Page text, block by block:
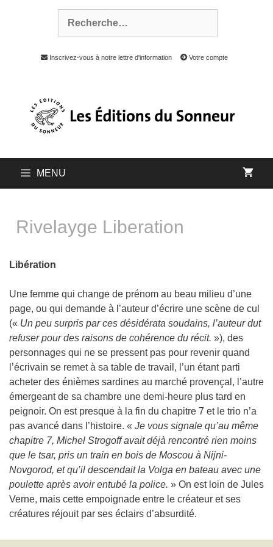
Inscrivez-vous à notre lettre d'information Votre compte
MENU
Rivelayge Liberation
Libération
Une femme qui change de prénom au beau milieu d’une
page, ou qui demande à l’auteur d’écrire une scène de cul
(« Un peu surpris par ces désidérata soudains, l’auteur dut
refuser pour des raisons de cohérence du récit. »), des
personnages qui ne se pressent pas pour revenir quand
l’écrivain se remet à sa table de travail, l’un étant parti
acheter des énièmes sardines au marché provençal, l’autre
émergeant de sa chambre une demi-heure plus tard en
peignoir. On est presque à la fin du chapitre 7 et le trio n’a
pas avancé dans l’histoire. « Je vous signale qu’au même
chapitre 7, Michel Strogoff avait déjà rencontré rien moins
que le tsar, pris un train en bois de Moscou à Nijni-
Novgorod, et qu’il descendait la Volga en bateau avec une
poulette après avoir entubé la police. » On est loin de Jules
Verne, mais cette empoignade entre le créateur et ses
créatures réjouit par ses éclairs d’absurdité.